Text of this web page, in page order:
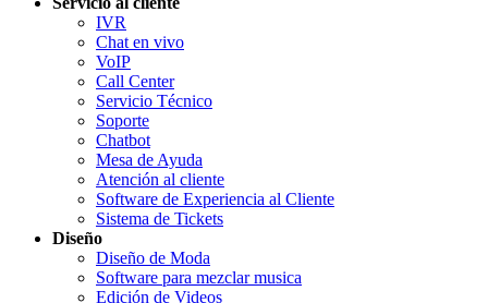
IVR
Chat en vivo
VoIP
Call Center
Servicio Técnico
Soporte
Chatbot
Mesa de Ayuda
Atención al cliente
Software de Experiencia al Cliente
Sistema de Tickets
Diseño
Diseño de Moda
Software para mezclar musica
Edición de Videos